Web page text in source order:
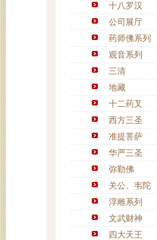
十八罗汉
公司展厅
药师佛系列
观音系列
三清
地藏
十二药叉
西方三圣
准提菩萨
华严三圣
弥勒佛
关公、韦陀
浮雕系列
文武财神
四大天王